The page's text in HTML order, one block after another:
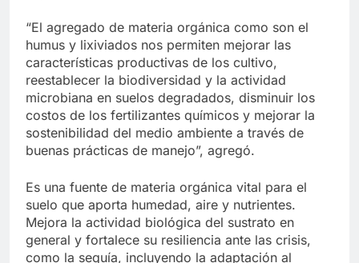
“El agregado de materia orgánica como son el
humus y lixiviados nos permiten mejorar las
características productivas de los cultivo,
reestablecer la biodiversidad y la actividad
microbiana en suelos degradados, disminuir los
costos de los fertilizantes químicos y mejorar la
sostenibilidad del medio ambiente a través de
buenas prácticas de manejo”, agregó.
Es una fuente de materia orgánica vital para el
suelo que aporta humedad, aire y nutrientes.
Mejora la actividad biológica del sustrato en
general y fortalece su resiliencia ante las crisis,
como la sequía, incluyendo la adaptación al